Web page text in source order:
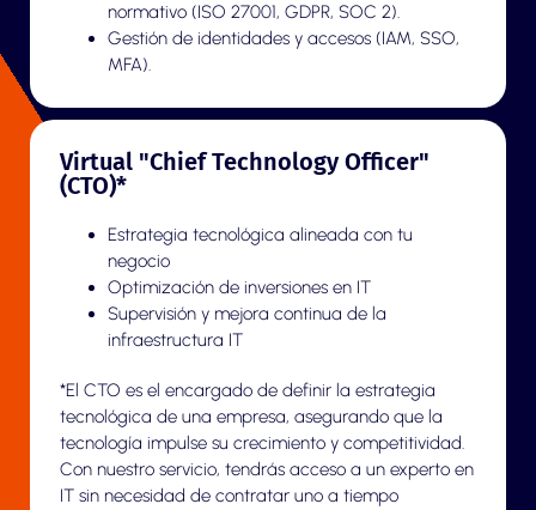
normativo (ISO 27001, GDPR, SOC 2).
Gestión de identidades y accesos (IAM, SSO,
MFA).
Virtual "Chief Technology Officer"
(CTO)*
Estrategia tecnológica alineada con tu
negocio
Optimización de inversiones en IT
Supervisión y mejora continua de la
infraestructura IT
*El CTO es el encargado de definir la estrategia
tecnológica de una empresa, asegurando que la
tecnología impulse su crecimiento y competitividad.
Con nuestro servicio, tendrás acceso a un experto en
IT sin necesidad de contratar uno a tiempo